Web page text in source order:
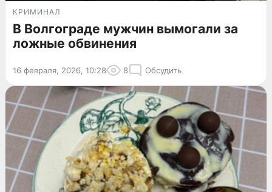
КРИМИНАЛ
В Волгограде мужчин вымогали за
ложные обвинения
16 февраля, 2026, 10:28 8 Обсудить